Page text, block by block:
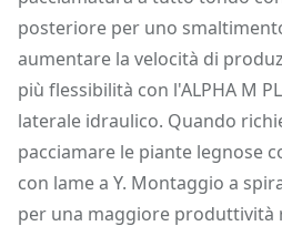
posteriore per uno
aumentare la velocità di
più flessibilità con l'ALPHA M
laterale idraulico. Quando
pacciamare le piante legnose
con lame a Y. Montaggio a
per una maggiore